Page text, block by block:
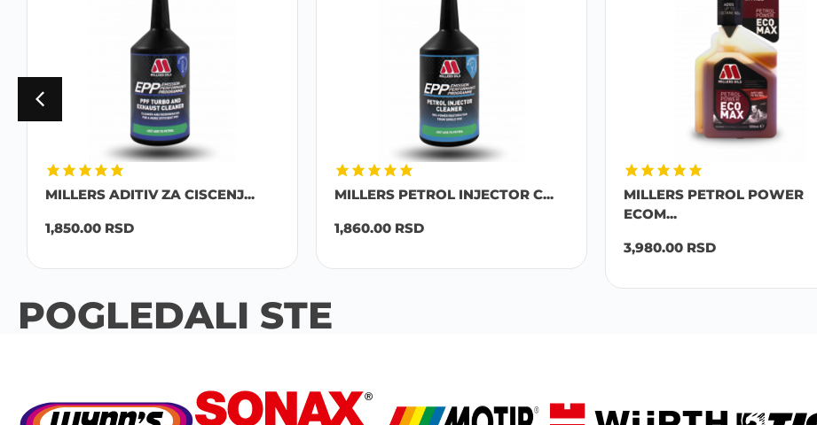
MILLERS ADITIV ZA CISCENJ...
1,850.00 RSD
MILLERS PETROL INJECTOR C...
1,860.00 RSD
MILLERS PETROL POWER
ECOM...
3,980.00 RSD
POGLEDALI STE